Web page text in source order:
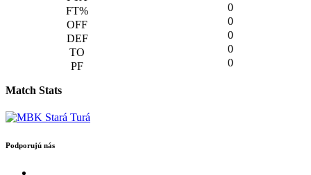
0
0
0
0
0
Match Stats
Podporujú nás